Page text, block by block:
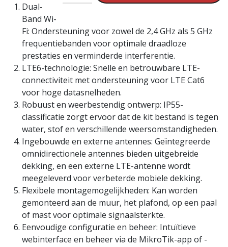
Dual-
Band Wi-
Fi: Ondersteuning voor zowel de 2,4 GHz als 5 GHz
frequentiebanden voor optimale draadloze
prestaties en verminderde interferentie.
LTE6-technologie: Snelle en betrouwbare LTE-
connectiviteit met ondersteuning voor LTE Cat6
voor hoge datasnelheden.
Robuust en weerbestendig ontwerp: IP55-
classificatie zorgt ervoor dat de kit bestand is tegen
water, stof en verschillende weersomstandigheden.
Ingebouwde en externe antennes: Geïntegreerde
omnidirectionele antennes bieden uitgebreide
dekking, en een externe LTE-antenne wordt
meegeleverd voor verbeterde mobiele dekking.
Flexibele montagemogelijkheden: Kan worden
gemonteerd aan de muur, het plafond, op een paal
of mast voor optimale signaalsterkte.
Eenvoudige configuratie en beheer: Intuïtieve
webinterface en beheer via de MikroTik-app of -